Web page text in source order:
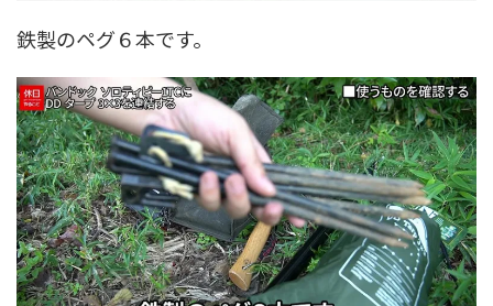
鉄製のペグ６本です。